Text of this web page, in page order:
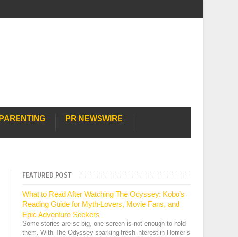
PARENTING PR NEWSWIRE
FEATURED POST
What to Read After Watching The Odyssey: Kobo’s
Reading Guide for Myth-Lovers, Movie Fans, and
Epic Adventure Seekers
Some stories are so big, one screen is not enough to hold
them. With The Odyssey sparking fresh interest in Homer’s